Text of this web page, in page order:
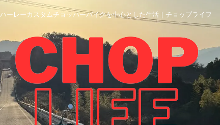
ハーレーカスタムチョッパーバイクを中心とした生活｜チョップライフ